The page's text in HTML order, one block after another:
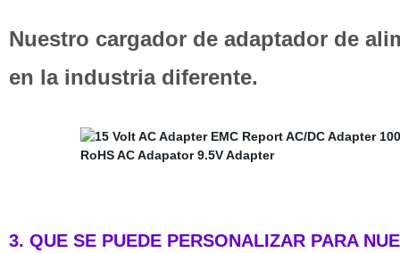
Nuestro cargador de adaptador de
en la industria diferente.
3. QUE SE PUEDE PERSONALIZAR PARA